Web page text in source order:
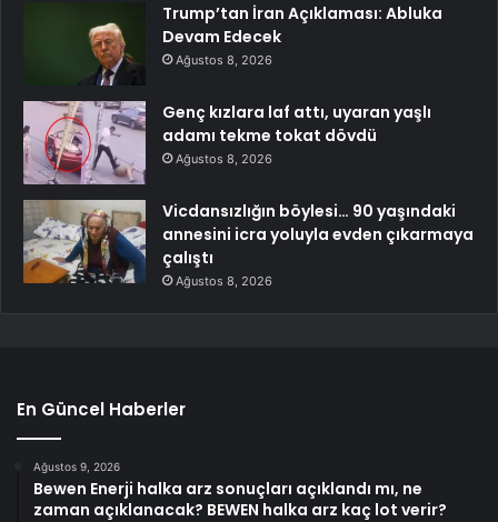
Trump’tan İran Açıklaması: Abluka
Devam Edecek
Ağustos 8, 2026
Genç kızlara laf attı, uyaran yaşlı
adamı tekme tokat dövdü
Ağustos 8, 2026
Vicdansızlığın böylesi… 90 yaşındaki
annesini icra yoluyla evden çıkarmaya
çalıştı
Ağustos 8, 2026
En Güncel Haberler
Ağustos 9, 2026
Bewen Enerji halka arz sonuçları açıklandı mı, ne
zaman açıklanacak? BEWEN halka arz kaç lot verir?